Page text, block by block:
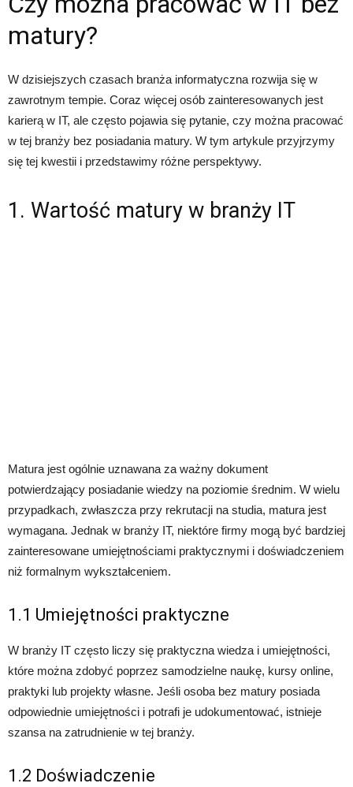
matury?
W dzisiejszych czasach branża informatyczna rozwija się w
zawrotnym tempie. Coraz więcej osób zainteresowanych jest
karierą w IT, ale często pojawia się pytanie, czy można pracować
w tej branży bez posiadania matury. W tym artykule przyjrzymy
się tej kwestii i przedstawimy różne perspektywy.
1. Wartość matury w branży IT
Matura jest ogólnie uznawana za ważny dokument
potwierdzający posiadanie wiedzy na poziomie średnim. W wielu
przypadkach, zwłaszcza przy rekrutacji na studia, matura jest
wymagana. Jednak w branży IT, niektóre firmy mogą być bardziej
zainteresowane umiejętnościami praktycznymi i doświadczeniem
niż formalnym wykształceniem.
1.1 Umiejętności praktyczne
W branży IT często liczy się praktyczna wiedza i umiejętności,
które można zdobyć poprzez samodzielne naukę, kursy online,
praktyki lub projekty własne. Jeśli osoba bez matury posiada
odpowiednie umiejętności i potrafi je udokumentować, istnieje
szansa na zatrudnienie w tej branży.
1.2 Doświadczenie